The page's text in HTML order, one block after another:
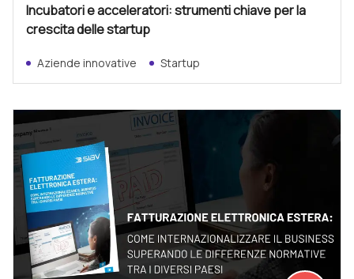
Incubatori e acceleratori: strumenti chiave per la
crescita delle startup
Aziende innovative Startup